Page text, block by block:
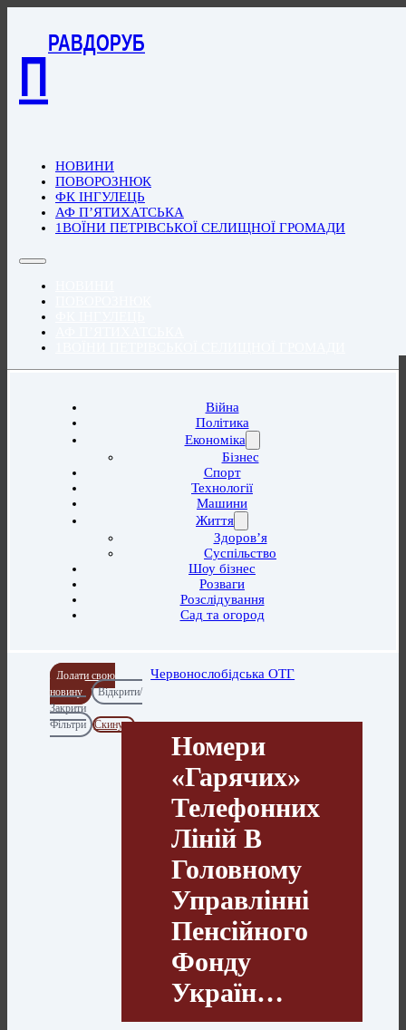
П
РАВДОРУБ
НОВИНИ
ПОВОРОЗНЮК
ФК ІНГУЛЕЦЬ
АФ П’ЯТИХАТСЬКА
1ВОЇНИ ПЕТРІВСЬКОЇ СЕЛИЩНОЇ ГРОМАДИ
Війна
Політика
Економіка
Бізнес
Спорт
Технології
Машини
Життя
Здоров’я
Суспільство
Шоу бізнес
Розваги
Розслідування
Сад та огород
Додати свою
новину
Відкрити/
Закрити
Фільтри
Скинути
Червонослобідська ОТГ
Номери
«гарячих»
Телефонних
Ліній В
Головному
Управлінні
Пенсійного
Фонду
Україн…